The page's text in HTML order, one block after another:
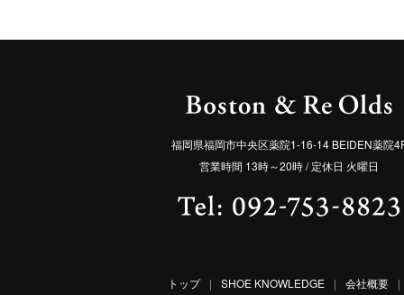
福岡県福岡市中央区薬院1-16-14 BEIDEN薬院
営業時間 13時～20時 / 定休日 火曜日
トップ | SHOE KNOWLEDGE | 会社概要
|